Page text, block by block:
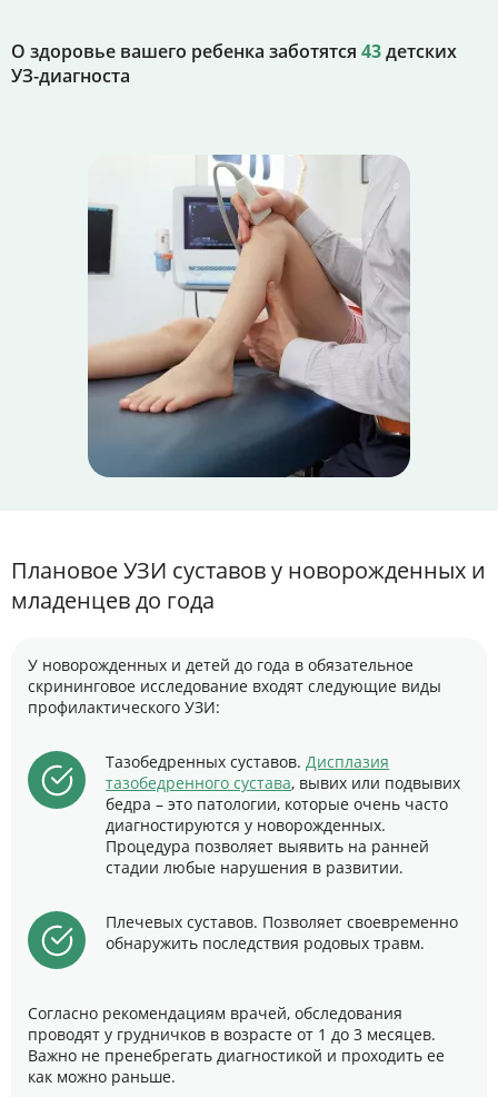
О здоровье вашего ребенка заботятся 43детских
УЗ-диагноста
Плановое УЗИ суставов у новорожденных и
младенцев до года
У новорожденных и детей до года в обязательное
скрининговое исследование входят следующие виды
профилактического УЗИ:
Тазобедренных суставов.Дисплазия
тазобедренного сустава, вывих или подвывих
бедра – это патологии, которые очень часто
диагностируются у новорожденных.
Процедура позволяет выявить на ранней
стадии любые нарушения в развитии.
Плечевых суставов. Позволяет своевременно
обнаружить последствия родовых травм.
Согласно рекомендациям врачей, обследования
проводят у грудничков в возрасте от 1 до 3 месяцев.
Важно не пренебрегать диагностикой и проходить ее
как можно раньше.